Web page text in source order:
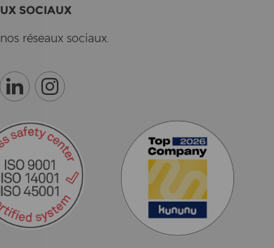
SO­CI­AUX
nos réseaux so­ci­aux.